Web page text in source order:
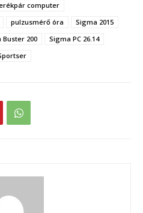
computer
pulzusmérő óra
Sigma 2015
Buster 200
Sigma PC 26.14